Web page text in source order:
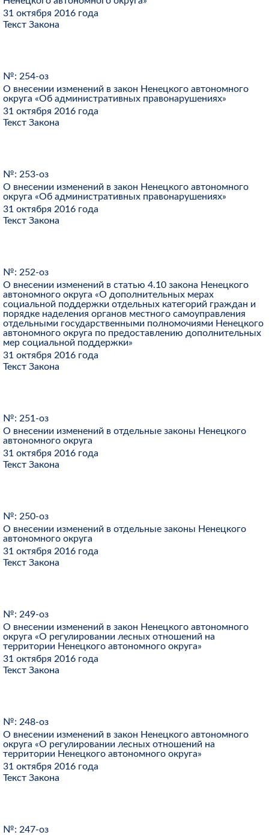
31 октября 2016 года
Текст Закона
№: 254-оз
О внесении изменений в закон Ненецкого автономного
округа «Об административных правонарушениях»
31 октября 2016 года
Текст Закона
№: 253-оз
О внесении изменений в закон Ненецкого автономного
округа «Об административных правонарушениях»
31 октября 2016 года
Текст Закона
№: 252-оз
О внесении изменений в статью 4.10 закона Ненецкого
автономного округа «О дополнительных мерах
социальной поддержки отдельных категорий граждан и
порядке наделения органов местного самоуправления
отдельными государственными полномочиями Ненецкого
автономного округа по предоставлению дополнительных
мер социальной поддержки»
31 октября 2016 года
Текст Закона
№: 251-оз
О внесении изменений в отдельные законы Ненецкого
автономного округа
31 октября 2016 года
Текст Закона
№: 250-оз
О внесении изменений в отдельные законы Ненецкого
автономного округа
31 октября 2016 года
Текст Закона
№: 249-оз
О внесении изменений в закон Ненецкого автономного
округа «О регулировании лесных отношений на
территории Ненецкого автономного округа»
31 октября 2016 года
Текст Закона
№: 248-оз
О внесении изменений в закон Ненецкого автономного
округа «О регулировании лесных отношений на
территории Ненецкого автономного округа»
31 октября 2016 года
Текст Закона
№: 247-оз